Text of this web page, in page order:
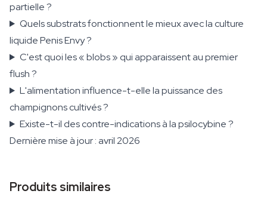
partielle ?
Quels substrats fonctionnent le mieux avec la culture
liquide Penis Envy ?
C'est quoi les « blobs » qui apparaissent au premier
flush ?
L'alimentation influence-t-elle la puissance des
champignons cultivés ?
Existe-t-il des contre-indications à la psilocybine ?
Dernière mise à jour : avril 2026
Produits similaires